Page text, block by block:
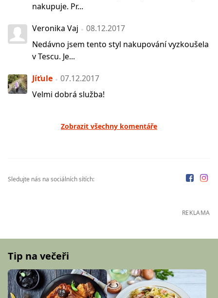
nakupuje. Pr...
Veronika Vaj
08.12.2017
Nedávno jsem tento styl nakupování vyzkoušela
v Tescu. Je...
Jíťule
07.12.2017
Velmi dobrá služba!
Zobrazit všechny komentáře
Sledujte nás na sociálních sítích:
REKLAMA
Tip na večeři